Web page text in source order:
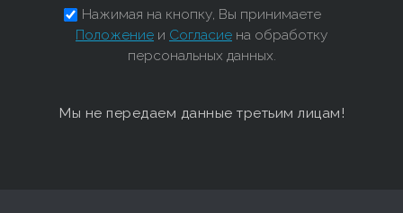
Нажимая на кнопку, Вы принимаете
Положение и Согласие на обработку
персональных данных.
Мы не передаем данные третьим лицам!